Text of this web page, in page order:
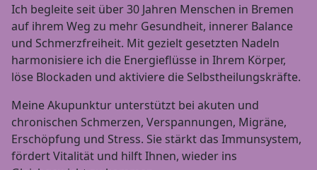
Ich begleite seit über 30 Jahren Menschen in Bremen
auf ihrem Weg zu mehr Gesundheit, innerer Balance
und Schmerzfreiheit. Mit gezielt gesetzten Nadeln
harmonisiere ich die Energieflüsse in Ihrem Körper,
löse Blockaden und aktiviere die Selbstheilungskräfte.
Meine Akupunktur unterstützt bei akuten und
chronischen Schmerzen, Verspannungen, Migräne,
Erschöpfung und Stress. Sie stärkt das Immunsystem,
fördert Vitalität und hilft Ihnen, wieder ins